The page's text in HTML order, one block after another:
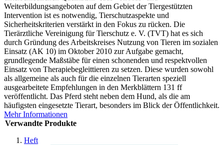
Weiterbildungsangeboten auf dem Gebiet der Tiergestützten
Intervention ist es notwendig, Tierschutzaspekte und
Sicherheitskriterien verstärkt in den Fokus zu rücken. Die
Tierärztliche Vereinigung für Tierschutz e. V. (TVT) hat es sich
durch Gründung des Arbeitskreises Nutzung von Tieren im sozialen
Einsatz (AK 10) im Oktober 2010 zur Aufgabe gemacht,
grundlegende Maßstäbe für einen schonenden und respektvollen
Einsatz von Therapiebegleittieren zu setzen. Diese wurden sowohl
als allgemeine als auch für die einzelnen Tierarten speziell
ausgearbeitete Empfehlungen in den Merkblättern 131 ff
veröffentlicht. Das Pferd steht neben dem Hund, als die am
häufigsten eingesetzte Tierart, besonders im Blick der Öffentlichkeit.
Mehr Informationen
Verwandte Produkte
Heft